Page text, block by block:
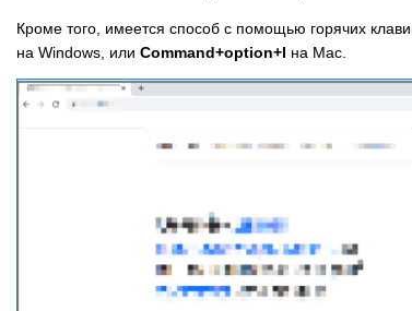
Кроме того, имеется способ с помощью горячих
на Windows, или Command+option+I на Mac.